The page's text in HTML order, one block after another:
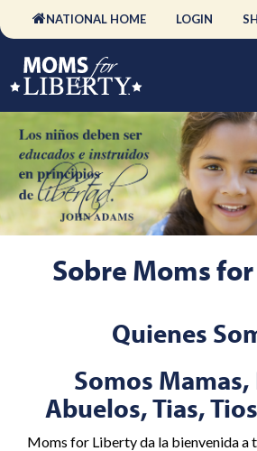
NATIONAL HOME LOGIN
Sobre Moms
Quienes
Somos Mamas,
Abuelos, Tias,
Moms for Liberty da la bienvenida a